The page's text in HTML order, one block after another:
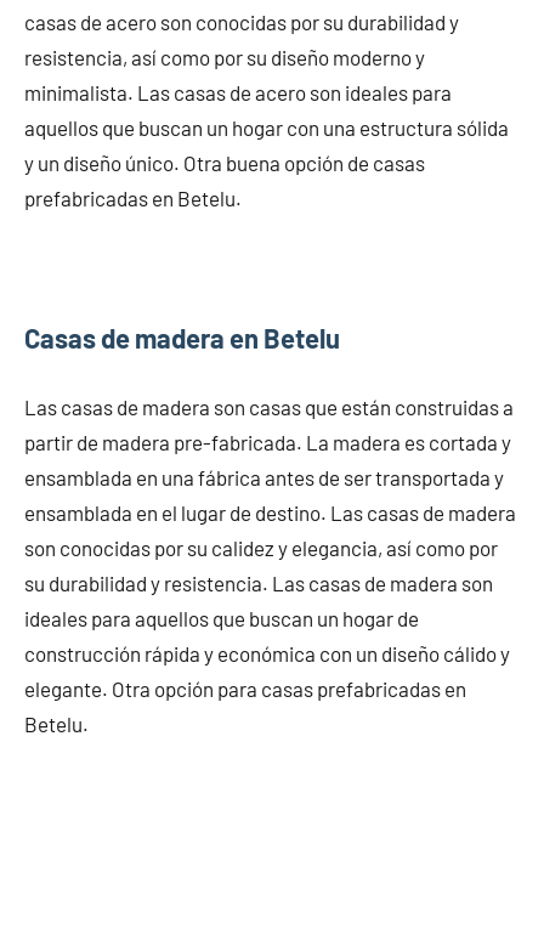
casas de acero son conocidas por su durabilidad y
resistencia, así como por su diseño moderno y
minimalista. Las casas de acero son ideales para
aquellos que buscan un hogar con una estructura sólida
y un diseño único. Otra buena opción de casas
prefabricadas en Betelu.
Casas de madera en Betelu
Las casas de madera son casas que están construidas a
partir de madera pre-fabricada. La madera es cortada y
ensamblada en una fábrica antes de ser transportada y
ensamblada en el lugar de destino. Las casas de madera
son conocidas por su calidez y elegancia, así como por
su durabilidad y resistencia. Las casas de madera son
ideales para aquellos que buscan un hogar de
construcción rápida y económica con un diseño cálido y
elegante. Otra opción para casas prefabricadas en
Betelu.